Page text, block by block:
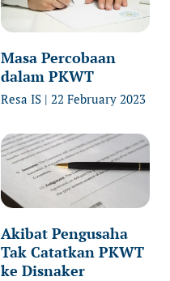
Masa Percobaan
dalam PKWT
Resa IS 22 February 2023
Akibat Pengusaha
Tak Catatkan PKWT
ke Disnaker